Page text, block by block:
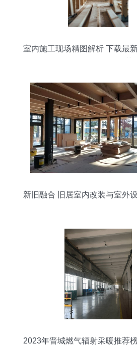
室内施工现场精图解析 下载最
新旧融合 旧居室内改装与室外
2023年晋城燃气辐射采暖推荐